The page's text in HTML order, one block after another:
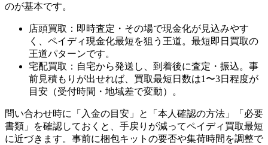
のが基本です。
店頭買取：即時査定・その場で現金化が見込みやす
く、ペイディ現金化最短を狙う王道。最短即日買取の
王道パターンです。
宅配買取：自宅から発送し、到着後に査定・振込。事
前見積もりが出せれば、買取最短日数は1〜3日程度が
目安（受付時間・地域差で変動）。
問い合わせ時に「入金の目安」と「本人確認の方法」「必要
書類」を確認しておくと、手戻りが減ってペイディ買取最短
に近づきます。事前に梱包キットの要否や集荷時間を調整で